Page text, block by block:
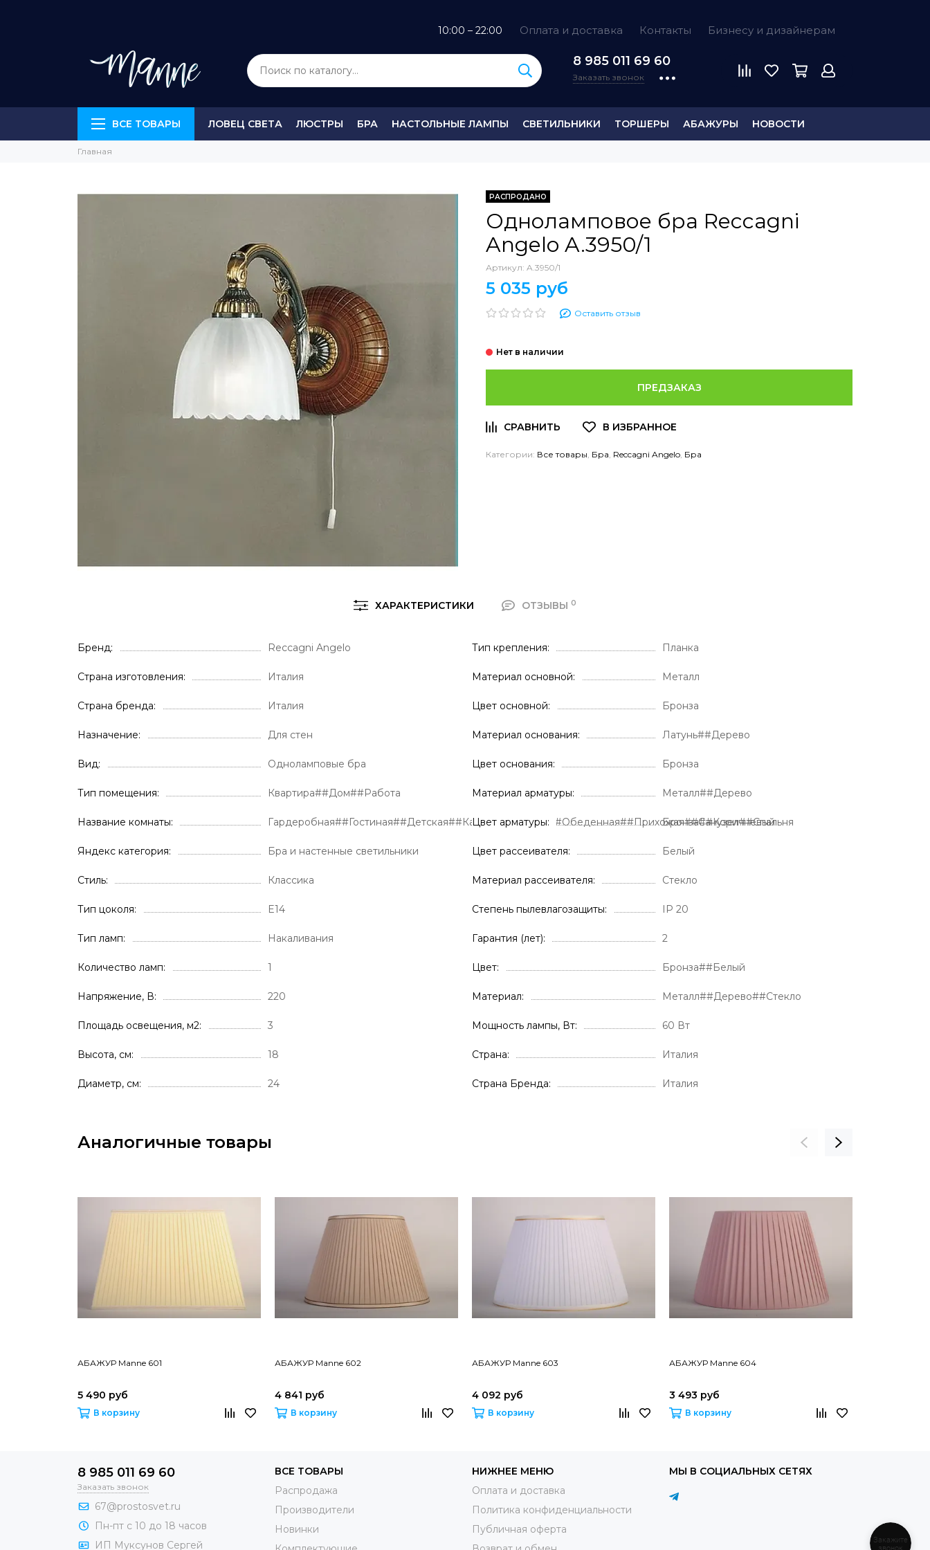
10:00 – 22:00 Оплата и доставка Контакты Бизнесу и дизайнерам
8 985 011 69 60
Заказать звонок
ВСЕ ТОВАРЫ ЛОВЕЦ СВЕТА ЛЮСТРЫ БРА НАСТОЛЬНЫЕ ЛАМПЫ СВЕТИЛЬНИКИ ТОРШЕРЫ АБАЖУРЫ НОВОСТИ
Главная
РАСПРОДАНО
Одноламповое бра Reccagni
Angelo A.3950/1
Артикул: A.3950/1
5 035 руб
Оставить отзыв
ПРЕДЗАКАЗ
Категории: Все товары Бра Reccagni Angelo Бра
ХАРАКТЕРИСТИКИ ОТЗЫВЫ 0
Бренд Reccagni Angelo
Страна изготовления Италия
Страна бренда Италия
Назначение Для стен
Вид Одноламповые бра
Тип помещения Квартира##Дом##Работа
Название комнаты Гардеробная##Гостиная##Детская##Кабинет##Кухня##Обеденная##Прихожая##Санузел##Спальня
Яндекс категория Бра и настенные светильники
Стиль Классика
Тип цоколя E14
Тип ламп Накаливания
Количество ламп 1
Напряжение, В 220
Площадь освещения, м2 3
Высота, см 18
Диаметр, см 24
Тип крепления Планка
Материал основной Металл
Цвет основной Бронза
Материал основания Латунь##Дерево
Цвет основания Бронза
Материал арматуры Металл##Дерево
Цвет арматуры Бронза##Коричневый
Цвет рассеивателя Белый
Материал рассеивателя Стекло
Степень пылевлагозащиты IP 20
Гарантия (лет) 2
Цвет Бронза##Белый
Материал Металл##Дерево##Стекло
Мощность лампы, Вт 60 Вт
Страна Италия
Страна Бренда Италия
Аналогичные товары
АБАЖУР Manne 601
5 490 руб
В корзину
АБАЖУР Manne 602
4 841 руб
В корзину
АБАЖУР Manne 603
4 092 руб
В корзину
АБАЖУР Manne 604
3 493 руб
В корзину
8 985 011 69 60
Заказать звонок
67@prostosvet.ru
Пн-пт с 10 до 18 часов
ИП Муксунов Сергей
ВСЕ ТОВАРЫ
Распродажа
Производители
Новинки
НИЖНЕЕ МЕНЮ
Оплата и доставка
Политика конфиденциальности
Публичная оферта
МЫ В СОЦИАЛЬНЫХ СЕТЯХ
Закажите
звонок